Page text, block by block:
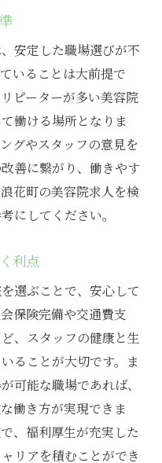
安定した職場選びが不
いることは大前提で
ピーターが多い美容院
働ける場所となりま
グやスタッフの意見を
善に繋がり、働きやす
花町の美容院求人を検
にしてください。
利点
選ぶことで、安心して
保険完備や交通費支
、スタッフの健康と生
ることが大切です。ま
可能な職場であれば、
働き方が実現できま
、福利厚生が充実した
リアを積むことができ